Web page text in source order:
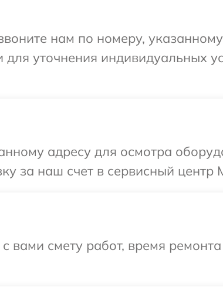
нам по номеру,
для уточнения индивидуальных
адресу для осмотра
за наш счет в сервисный центр
вами смету работ, время